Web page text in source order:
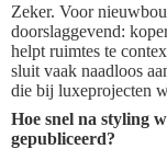
Zeker. Voor
doorslaggevend:
helpt ruimtes te
sluit vaak naadloos
die bij luxeprojecten
Hoe snel na styling
gepubliceerd?